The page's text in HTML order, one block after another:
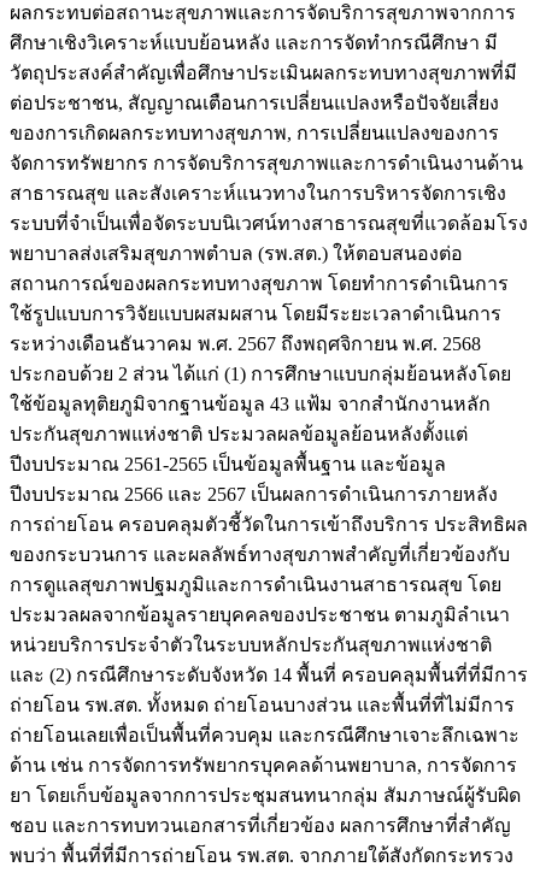
ผลกระทบต่อสถานะสุขภาพและการจัดบริการสุขภาพจากการ
ศึกษาเชิงวิเคราะห์แบบย้อนหลัง และการจัดทำกรณีศึกษา มี
วัตถุประสงค์สำคัญเพื่อศึกษาประเมินผลกระทบทางสุขภาพที่มี
ต่อประชาชน, สัญญาณเตือนการเปลี่ยนแปลงหรือปัจจัยเสี่ยง
ของการเกิดผลกระทบทางสุขภาพ, การเปลี่ยนแปลงของการ
จัดการทรัพยากร การจัดบริการสุขภาพและการดำเนินงานด้าน
สาธารณสุข และสังเคราะห์แนวทางในการบริหารจัดการเชิง
ระบบที่จำเป็นเพื่อจัดระบบนิเวศน์ทางสาธารณสุขที่แวดล้อมโรง
พยาบาลส่งเสริมสุขภาพตำบล (รพ.สต.) ให้ตอบสนองต่อ
สถานการณ์ของผลกระทบทางสุขภาพ โดยทำการดำเนินการ
ใช้รูปแบบการวิจัยแบบผสมผสาน โดยมีระยะเวลาดำเนินการ
ระหว่างเดือนธันวาคม พ.ศ. 2567 ถึงพฤศจิกายน พ.ศ. 2568
ประกอบด้วย 2 ส่วน ได้แก่ (1) การศึกษาแบบกลุ่มย้อนหลังโดย
ใช้ข้อมูลทุติยภูมิจากฐานข้อมูล 43 แฟ้ม จากสำนักงานหลัก
ประกันสุขภาพแห่งชาติ ประมวลผลข้อมูลย้อนหลังตั้งแต่
ปีงบประมาณ 2561-2565 เป็นข้อมูลพื้นฐาน และข้อมูล
ปีงบประมาณ 2566 และ 2567 เป็นผลการดำเนินการภายหลัง
การถ่ายโอน ครอบคลุมตัวชี้วัดในการเข้าถึงบริการ ประสิทธิผล
ของกระบวนการ และผลลัพธ์ทางสุขภาพสำคัญที่เกี่ยวข้องกับ
การดูแลสุขภาพปฐมภูมิและการดำเนินงานสาธารณสุข โดย
ประมวลผลจากข้อมูลรายบุคคลของประชาชน ตามภูมิลำเนา
หน่วยบริการประจำตัวในระบบหลักประกันสุขภาพแห่งชาติ
และ (2) กรณีศึกษาระดับจังหวัด 14 พื้นที่ ครอบคลุมพื้นที่ที่มีการ
ถ่ายโอน รพ.สต. ทั้งหมด ถ่ายโอนบางส่วน และพื้นที่ที่ไม่มีการ
ถ่ายโอนเลยเพื่อเป็นพื้นที่ควบคุม และกรณีศึกษาเจาะลึกเฉพาะ
ด้าน เช่น การจัดการทรัพยากรบุคคลด้านพยาบาล, การจัดการ
ยา โดยเก็บข้อมูลจากการประชุมสนทนากลุ่ม สัมภาษณ์ผู้รับผิด
ชอบ และการทบทวนเอกสารที่เกี่ยวข้อง ผลการศึกษาที่สำคัญ
พบว่า พื้นที่ที่มีการถ่ายโอน รพ.สต. จากภายใต้สังกัดกระทรวง